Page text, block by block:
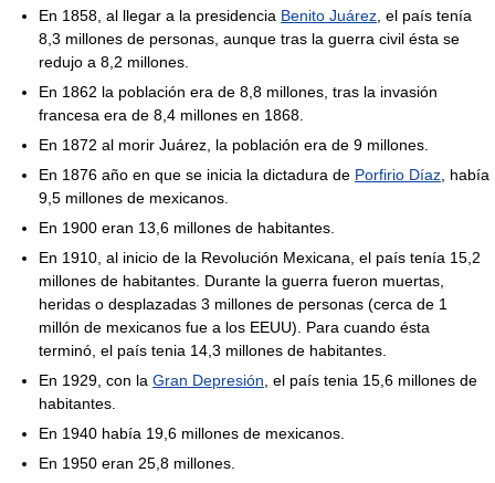
En 1858, al llegar a la presidencia Benito Juárez , el país tenía
8,3 millones de personas, aunque tras la guerra civil ésta se
redujo a 8,2 millones.
En 1862 la población era de 8,8 millones, tras la invasión
francesa era de 8,4 millones en 1868.
En 1872 al morir Juárez, la población era de 9 millones.
En 1876 año en que se inicia la dictadura de Porfirio Díaz , había
9,5 millones de mexicanos.
En 1900 eran 13,6 millones de habitantes.
En 1910, al inicio de la Revolución Mexicana, el país tenía 15,2
millones de habitantes. Durante la guerra fueron muertas,
heridas o desplazadas 3 millones de personas (cerca de 1
millón de mexicanos fue a los EEUU). Para cuando ésta
terminó, el país tenia 14,3 millones de habitantes.
En 1929, con la Gran Depresión , el país tenia 15,6 millones de
habitantes.
En 1940 había 19,6 millones de mexicanos.
En 1950 eran 25,8 millones.